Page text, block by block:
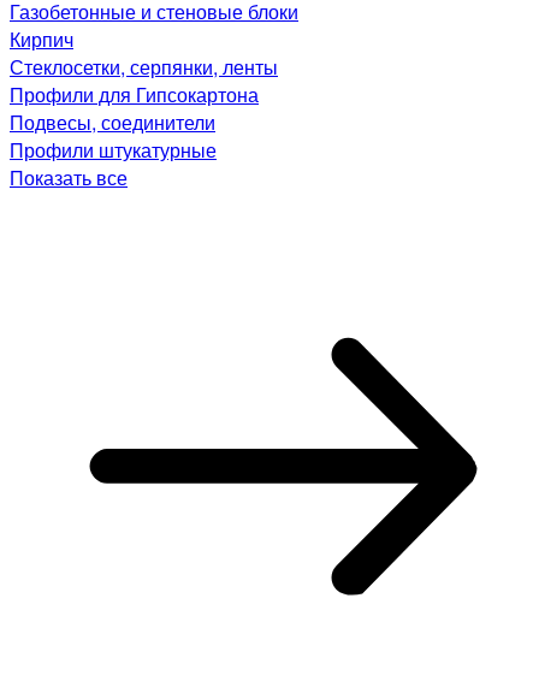
Газобетонные и стеновые блоки
Кирпич
Стеклосетки, серпянки, ленты
Профили для Гипсокартона
Подвесы, соединители
Профили штукатурные
Показать все